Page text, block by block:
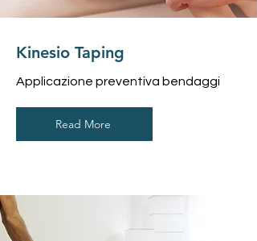
Kinesio Taping
Applicazione preventiva bendaggi
Read More